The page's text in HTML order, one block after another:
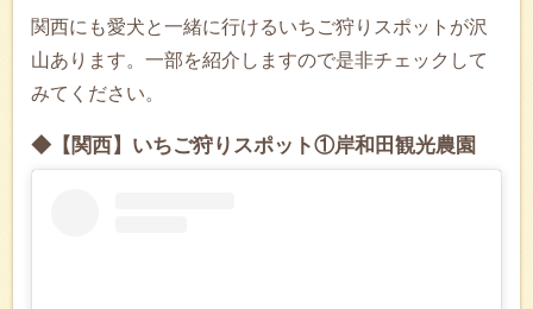
関西にも愛犬と一緒に行けるいちご狩りスポットが沢
山あります。一部を紹介しますので是非チェックして
みてください。
◆【関西】いちご狩りスポット①岸和田観光農園